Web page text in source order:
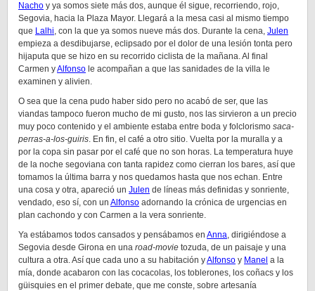
Nacho y ya somos siete más dos, aunque él sigue, recorriendo, rojo,
Segovia, hacia la Plaza Mayor. Llegará a la mesa casi al mismo tiempo
que Lalhi, con la que ya somos nueve más dos. Durante la cena, Julen
empieza a desdibujarse, eclipsado por el dolor de una lesión tonta pero
hijaputa que se hizo en su recorrido ciclista de la mañana. Al final
Carmen yAlfonso le acompañan a que las sanidades de la villa le
examinen y alivien.
O sea que la cena pudo haber sido pero no acabó de ser, que las
viandas tampoco fueron mucho de mi gusto, nos las sirvieron a un precio
muy poco contenido y el ambiente estaba entre boda y folclorismo saca-
perras-a-los-guiris. En fin, el café a otro sitio. Vuelta por la muralla y a
por la copa sin pasar por el café que no son horas. La temperatura huye
de la noche segoviana con tanta rapidez como cierran los bares, así que
tomamos la última barra y nos quedamos hasta que nos echan. Entre
una cosa y otra, apareció un Julen de líneas más definidas y sonriente,
vendado, eso sí, con un Alfonso adornando la crónica de urgencias en
plan cachondo y con Carmen a la vera sonriente.
Ya estábamos todos cansados y pensábamos en Anna, dirigiéndose a
Segovia desde Girona en una road-movie tozuda, de un paisaje y una
cultura a otra. Así que cada uno a su habitación yAlfonso y Manel a la
mía, donde acabaron con las cocacolas, los toblerones, los coñacs y los
güisquies en el primer debate, que me conste, sobre artesanía